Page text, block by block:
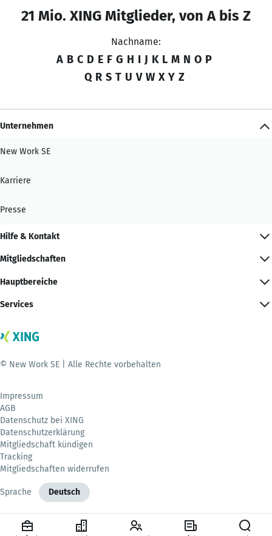
21 Mio. XING Mitglieder, von A bis Z
Nachname:
A B C D E F G H I J K L M N O P
Q R S T U V W X Y Z
Unternehmen
New Work SE
Karriere
Presse
Hilfe & Kontakt
Mitgliedschaften
Hauptbereiche
Services
© New Work SE | Alle Rechte vorbehalten
Impressum
AGB
Datenschutz bei XING
Datenschutzerklärung
Mitgliedschaft kündigen
Tracking
Mitgliedschaften widerrufen
Sprache Deutsch